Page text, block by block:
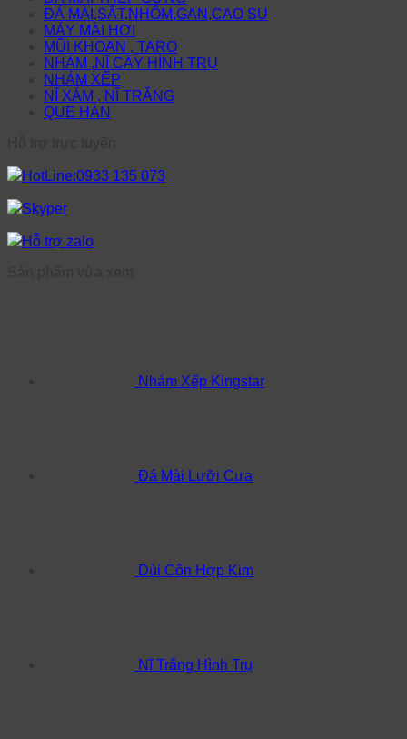
ĐÁ MÀI,SẮT,NHÔM,GAN,CAO SU
MÁY MÀI HƠI
MŨI KHOAN , TARO
NHÁM ,NĨ CÂY HÌNH TRỤ
NHÁM XẾP
NĨ XÁM , NĨ TRẮNG
QUE HÀN
HotLine:0933 135 073
Skyper
Hỗ trợ zalo
Nhám Xếp Kingstar
Đá Mài Lưỡi Cưa
Dùi Côn Hợp Kim
Nĩ Trắng Hình Trụ